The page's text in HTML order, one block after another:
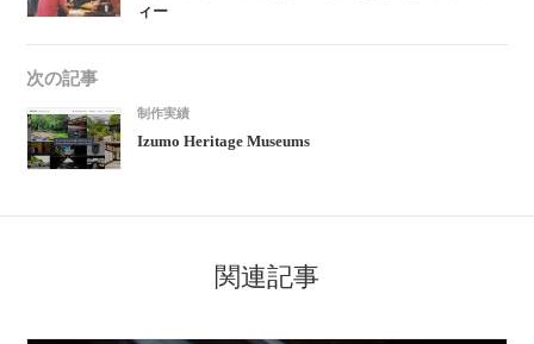
ィー
次の記事
制作実績
Izumo Heritage Museums
関連記事